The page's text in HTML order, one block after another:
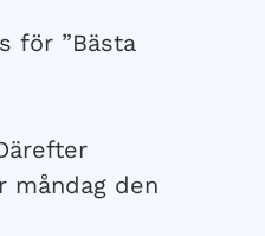
för ”Bästa
måndag den